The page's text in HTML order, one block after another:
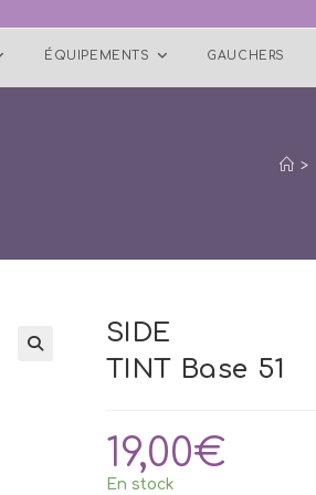
ÉQUIPEMENTS GAUCHERS
>
SIDE
TINT Base 51
19,00€
En stock